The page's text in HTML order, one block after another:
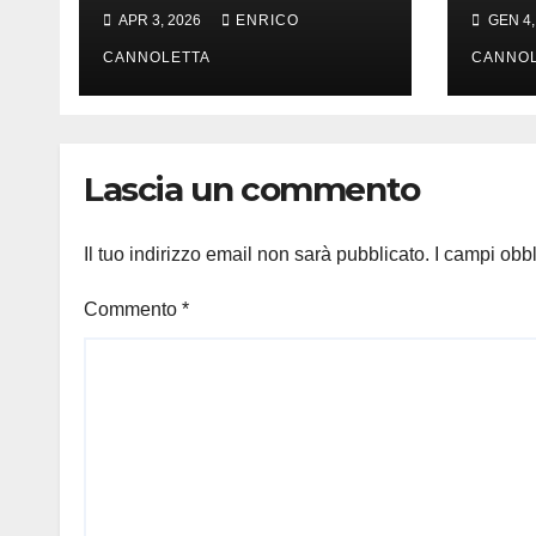
APR 3, 2026 ENRICO
CANNOLETTA
inGEN
Lascia un commento
Il tuo indirizzo email non sarà pubblicato. I campi
Commento *